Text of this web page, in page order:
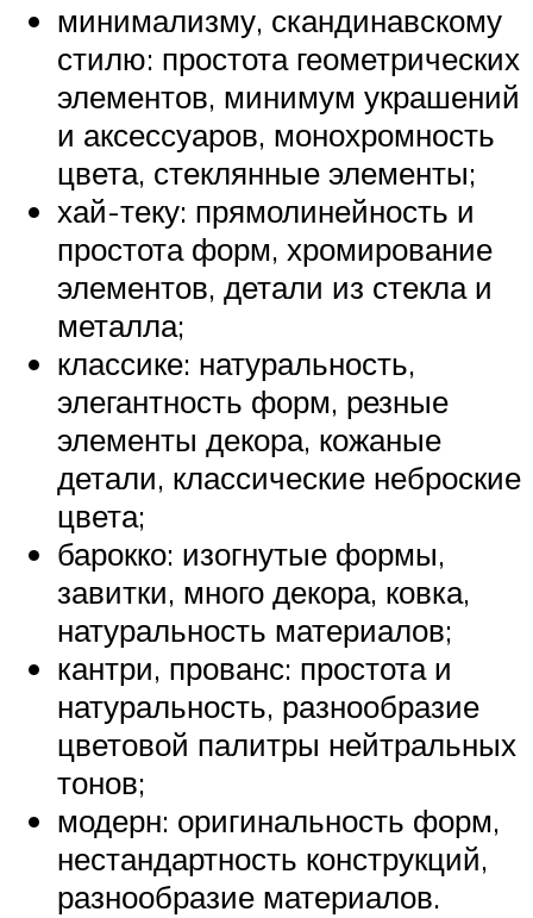
минимализму, скандинавскому
стилю: простота геометрических
элементов, минимум украшений
и аксессуаров, монохромность
цвета, стеклянные элементы;
хай-теку: прямолинейность и
простота форм, хромирование
элементов, детали из стекла и
металла;
классике: натуральность,
элегантность форм, резные
элементы декора, кожаные
детали, классические неброские
цвета;
барокко: изогнутые формы,
завитки, много декора, ковка,
натуральность материалов;
кантри, прованс: простота и
натуральность, разнообразие
цветовой палитры нейтральных
тонов;
модерн: оригинальность форм,
нестандартность конструкций,
разнообразие материалов.